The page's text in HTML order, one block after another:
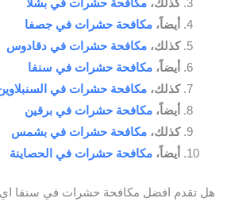
كذلك، مكافحة حشرات في بشلا
أيضاً، مكافحة حشرات في جصفا
كذلك، مكافحة حشرات في دقادوس
أيضاً، مكافحة حشرات في سنفا
كذلك، مكافحة حشرات في
أيضاً، مكافحة حشرات في برقين
كذلك، مكافحة حشرات في بشمس
أيضاً، مكافحة حشرات في الحصاينة
هل تقدم افضل مكافحة حشرات في سنفا